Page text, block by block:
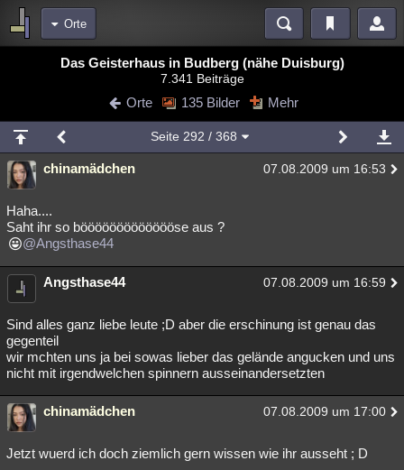
Orte
Blogs Videos
Chat Wiki Neuigkeiten
meine Rubriken
Menschen Wissenschaft Mystery Kriminalfälle
Spiritualität
Natur Umfragen
weitere Rubriken
Philosophie
Astronomie Helpdesk Gruppen Gaming Filme
Musik Clash Verbesserungen Allmystery English
Übersichten
Besucht
Lesenswert Schlüsselwörter
Das Geisterhaus in Budberg (nähe Duisburg)
7.341 Beiträge
Orte 135 Bilder Mehr
Seite 292 / 368
chinamädchen 07.08.2009 um 16:53
Haha....
Saht ihr so böööööööööööööse aus ?
@Angsthase44
Angsthase44 07.08.2009 um 16:59
Sind alles ganz liebe leute ;D aber die erschinung ist genau das
gegenteil
wir mchten uns ja bei sowas lieber das gelände angucken und uns
nicht mit irgendwelchen spinnern ausseinandersetzten
chinamädchen 07.08.2009 um 17:00
Jetzt wuerd ich doch ziemlich gern wissen wie ihr ausseht ; D